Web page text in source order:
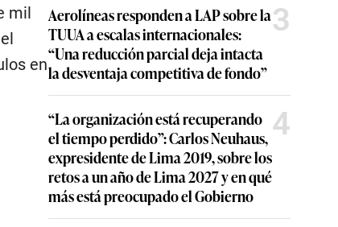
mil
en
Aerolíneas responden a LAP sobre la
TUUA a escalas internacionales:
“Una reducción parcial deja intacta
la desventaja competitiva de fondo”
3
“La organización está recuperando
el tiempo perdido”: Carlos Neuhaus,
expresidente de Lima 2019, sobre los
retos a un año de Lima 2027 y en qué
más está preocupado el Gobierno
4